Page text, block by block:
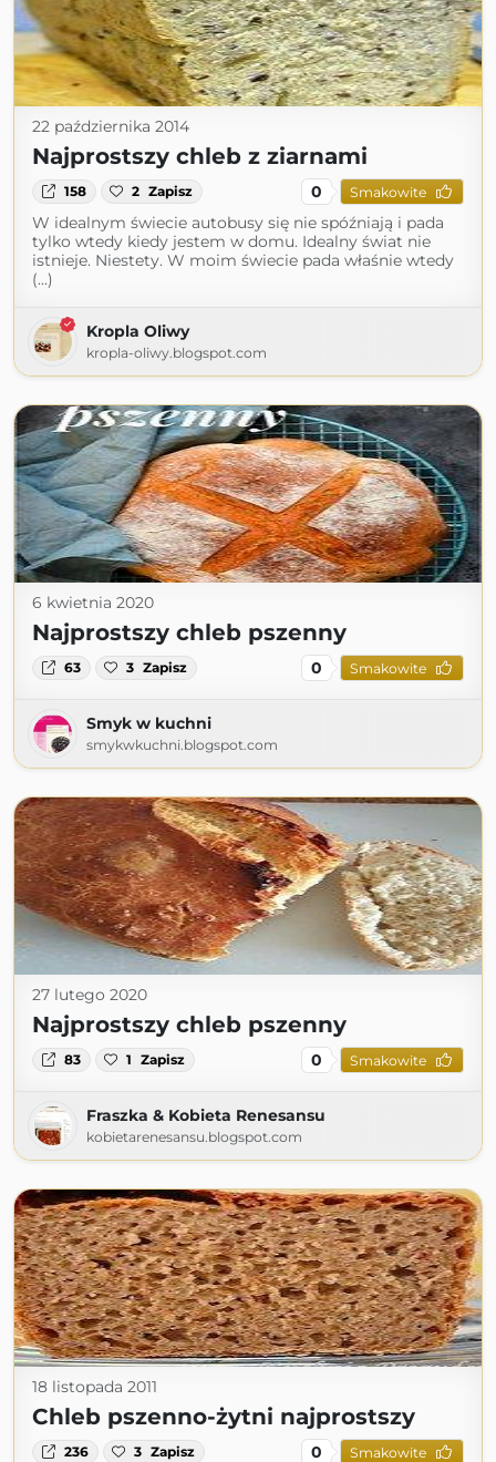
22 października 2014
Najprostszy chleb z ziarnami
158 2 Zapisz 0 Smakowite
W idealnym świecie autobusy się nie spóźniają i pada
tylko wtedy kiedy jestem w domu. Idealny świat nie
istnieje. Niestety. W moim świecie pada właśnie wtedy
(...)
Kropla Oliwy
kropla-oliwy.blogspot.com
6 kwietnia 2020
Najprostszy chleb pszenny
63 3 Zapisz 0 Smakowite
Smyk w kuchni
smykwkuchni.blogspot.com
27 lutego 2020
Najprostszy chleb pszenny
83 1 Zapisz 0 Smakowite
Fraszka & Kobieta Renesansu
kobietarenesansu.blogspot.com
18 listopada 2011
Chleb pszenno-żytni najprostszy
236 3 Zapisz 0 Smakowite